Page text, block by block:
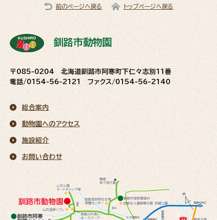
前のページへ戻る トップページへ戻る
釧路市動物園
〒085-0204 北海道釧路市阿寒町下仁々志別11番
電話/0154-56-2121 ファクス/0154-56-2140
総合案内
動物園へのアクセス
施設紹介
お問い合わせ